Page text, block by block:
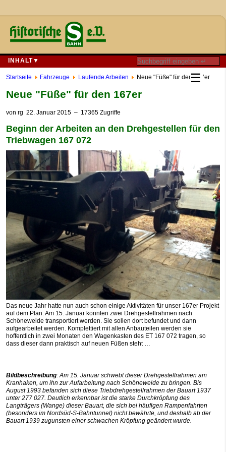
INHALT▼
☰
Startseite Fahrzeuge Laufende Arbeiten Neue "Füße" für den 167er
Neue "Füße" für den 167er
von rg 22. Januar 2015 – 17365 Zugriffe
Beginn der Arbeiten an den Drehgestellen für den
Triebwagen 167 072
Das neue Jahr hatte nun auch schon einige Aktivitäten für unser 167er Projekt
auf dem Plan: Am 15. Januar konnten zwei Drehgestellrahmen nach
Schöneweide transportiert werden. Sie sollen dort befundet und dann
aufgearbeitet werden. Komplettiert mit allen Anbauteilen werden sie
hoffentlich in zwei Monaten den Wagenkasten des ET 167 072 tragen, so
dass dieser dann praktisch auf neuen Füßen steht …
Bildbeschreibung: Am 15. Januar schwebt dieser Drehgestellrahmen am
Kranhaken, um ihn zur Aufarbeitung nach Schöneweide zu bringen. Bis
August 1993 befanden sich diese Triebdrehgestellrahmen der Bauart 1937
unter 277 027. Deutlich erkennbar ist die starke Durchkröpfung des
Langträgers (Wange) dieser Bauart, die sich bei häufigen Rampenfahrten
(besonders im Nordsüd-S-Bahntunnel) nicht bewährte, und deshalb ab der
Bauart 1939 zugunsten einer schwachen Kröpfung geändert wurde.